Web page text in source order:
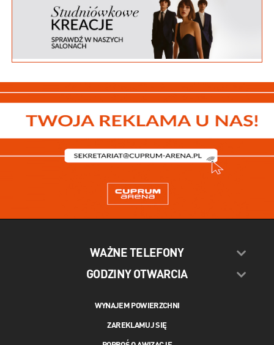
WAŻNE TELEFONY
GODZINY OTWARCIA
WYNAJEM POWIERZCHNI
ZAREKLAMUJ SIĘ